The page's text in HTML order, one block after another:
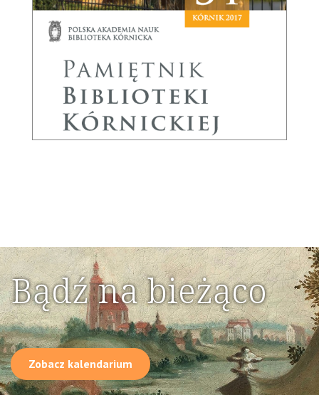
Bądź na bieżąco
Zobacz kalendarium